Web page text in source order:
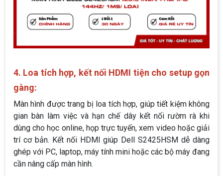
4. Loa tích hợp, kết nối HDMI tiện cho setup gọn
gàng:
Màn hình được trang bị loa tích hợp, giúp tiết kiệm không
gian bàn làm việc và hạn chế dây kết nối rườm rà khi
dùng cho học online, họp trực tuyến, xem video hoặc giải
trí cơ bản. Kết nối HDMI giúp Dell S2425HSM dễ dàng
ghép với PC, laptop, máy tính mini hoặc các bộ máy đang
cần nâng cấp màn hình.